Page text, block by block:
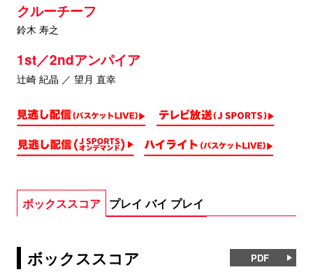
クルーチーフ
鈴木 寿之
1st／2ndアンパイア
辻崎 紀晶 ／ 望月 直幸
ボックススコア プレイ バイ プレイ
ボックススコア PDF